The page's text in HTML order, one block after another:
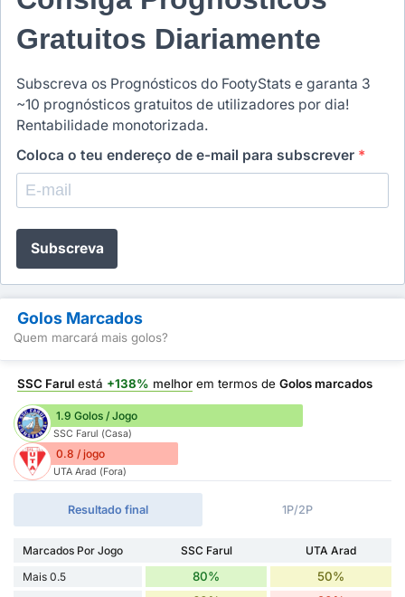
Gratuitos Diariamente
Subscreva os Prognósticos do FootyStats e garanta 3
~10 prognósticos gratuitos de utilizadores por dia!
Rentabilidade monotorizada.
Coloca o teu endereço de e-mail para subscrever *
Subscreva
Golos Marcados
Quem marcará mais golos?
SSC Farul está +138% melhor em termos de Golos marcados
1.9 Golos / Jogo
SSC Farul (Casa)
0.8 / jogo
UTA Arad (Fora)
Resultado final 1P/2P
Marcados Por Jogo SSC Farul
UTA Arad
Mais 0.5
80% 50%